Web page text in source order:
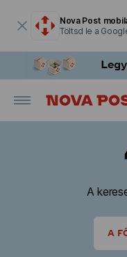
Nova Post
Töltsd le a
A
A